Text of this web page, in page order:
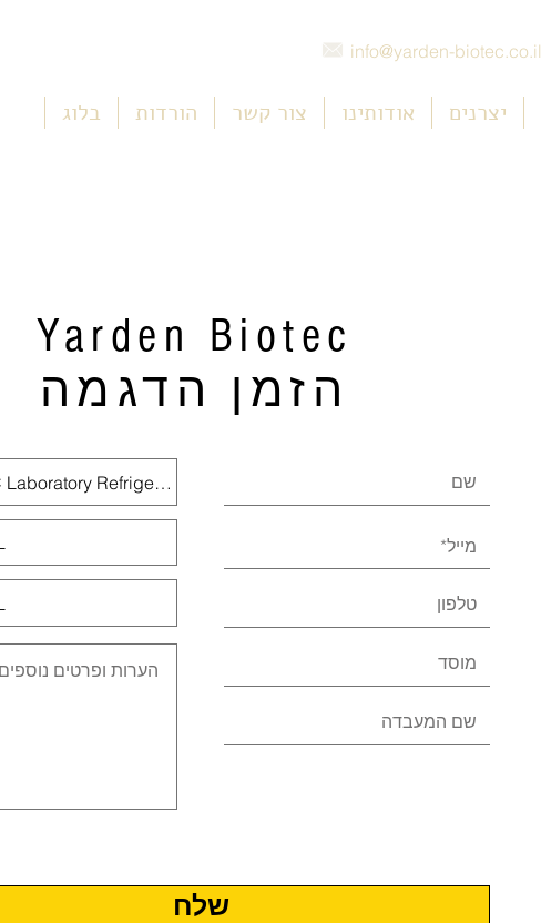
info@yarden-biotec.co.il
יצרנים אודותינו צור קשר הורדות בלוג
Yarden Biotec
הזמן הדגמה
שלח